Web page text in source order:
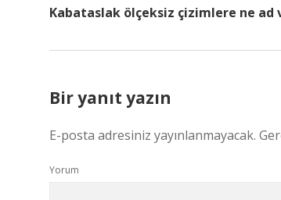
Kabataslak ölçeksiz çizimlere ne ad
Bir yanıt yazın
E-posta adresiniz yayınlanmayacak.
Yorum